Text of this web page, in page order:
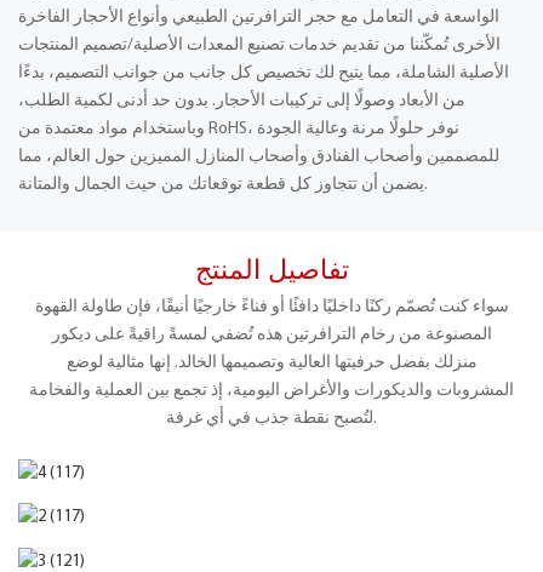
الواسعة في التعامل مع حجر الترافرتين الطبيعي وأنواع الأحجار الفاخرة
الأخرى تُمكّننا من تقديم خدمات تصنيع المعدات الأصلية/تصميم المنتجات
الأصلية الشاملة، مما يتيح لك تخصيص كل جانب من جوانب التصميم، بدءًا
من الأبعاد وصولًا إلى تركيبات الأحجار. بدون حد أدنى لكمية الطلب،
وباستخدام مواد معتمدة من RoHS، نوفر حلولًا مرنة وعالية الجودة
للمصممين وأصحاب الفنادق وأصحاب المنازل المميزين حول العالم، مما
يضمن أن تتجاوز كل قطعة توقعاتك من حيث الجمال والمتانة.
تفاصيل المنتج
سواء كنت تُصمّم ركنًا داخليًا دافئًا أو فناءً خارجيًا أنيقًا، فإن طاولة القهوة
المصنوعة من رخام الترافرتين هذه تُضفي لمسةً راقيةً على ديكور
منزلك بفضل حرفيتها العالية وتصميمها الخالد. إنها مثالية لوضع
المشروبات والديكورات والأغراض اليومية، إذ تجمع بين العملية والفخامة
لتُصبح نقطة جذب في أي غرفة.